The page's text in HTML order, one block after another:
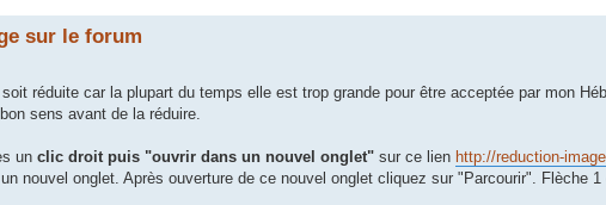
sur le forum
réduite car la plupart du temps elle est trop grande pour être acceptée par mon
sens avant de la réduire.
un clic droit puis "ouvrir dans un nouvel onglet"sur ce lien http://reduction-
nouvel onglet. Après ouverture de ce nouvel onglet cliquez sur "Parcourir". Flèche